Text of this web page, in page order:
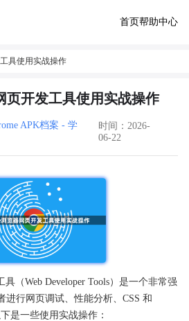
首页帮助中心
具使用实战操作
页开发工具使用实战操作
APK档案 - 学
时间：2026-
06-22
（Web Developer Tools）是一个非常强
进行网页调试、性能分析、CSS 和
是一些使用实战操作：